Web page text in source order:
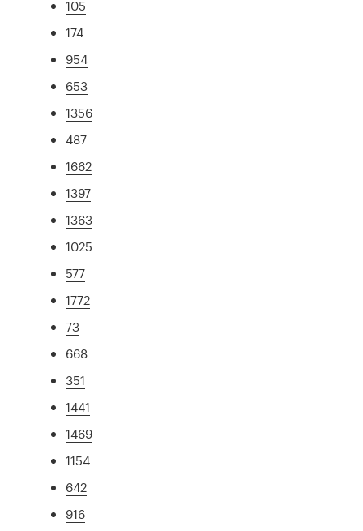
105
174
954
653
1356
487
1662
1397
1363
1025
577
1772
73
668
351
1441
1469
1154
642
916